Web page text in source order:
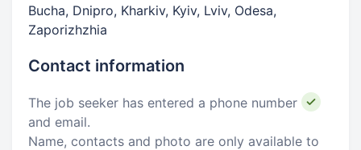
Bucha, Dnipro, Kharkiv, Kyiv, Lviv, Odesa,
Zaporizhzhia
Contact information
The job seeker has entered a phone number
and email.
Name, contacts and photo are only available to